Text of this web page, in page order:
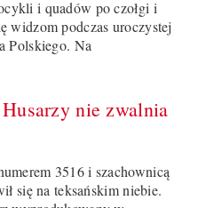
i quadów po czołgi i
widzom podczas uroczystej
Polskiego. Na
nie zwalnia
3516 i szachownicą
się na teksańskim niebie.